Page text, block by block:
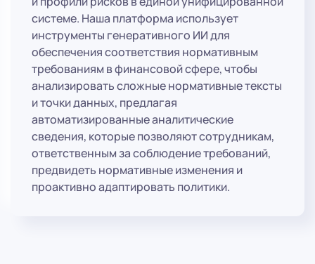
системе. Наша платформа использует
инструменты генеративного ИИ для
обеспечения соответствия нормативным
требованиям в финансовой сфере, чтобы
анализировать сложные нормативные тексты
и точки данных, предлагая
автоматизированные аналитические
сведения, которые позволяют сотрудникам,
ответственным за соблюдение требований,
предвидеть нормативные изменения и
проактивно адаптировать политики.